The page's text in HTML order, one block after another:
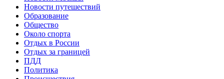
Новости путешествий
Образование
Общество
Около спорта
Отдых в России
Отдых за границей
ПДД
Политика